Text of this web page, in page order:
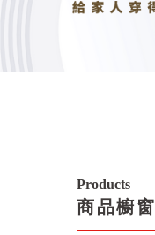
Products
商品櫥窗